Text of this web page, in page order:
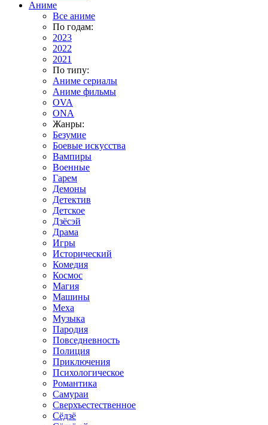
Аниме
Все аниме
По годам:
2023
2022
2021
По типу:
Аниме сериалы
Аниме фильмы
OVA
ONA
Жанры:
Безумие
Боевые искусства
Вампиры
Военные
Гарем
Демоны
Детектив
Детское
Дзёсэй
Драма
Игры
Исторический
Комедия
Космос
Магия
Машины
Меха
Музыка
Пародия
Повседневность
Полиция
Приключения
Психологическое
Романтика
Самураи
Сверхъестественное
Сёдзё